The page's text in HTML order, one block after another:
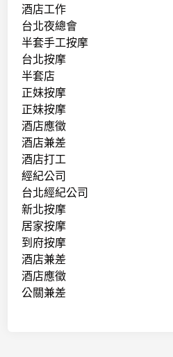
酒店工作
台北夜總會
半套手工按摩
台北按摩
半套店
正妹按摩
正妹按摩
酒店應徵
酒店兼差
酒店打工
經紀公司
台北經紀公司
新北按摩
居家按摩
到府按摩
酒店兼差
酒店應徵
公關兼差